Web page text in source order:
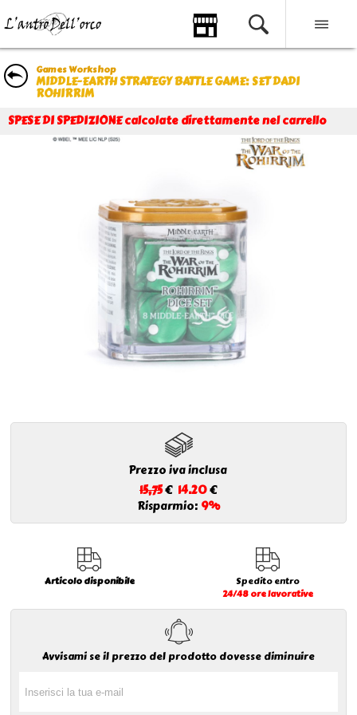
Games Workshop
MIDDLE-EARTH STRATEGY BATTLE GAME: SET DADI
ROHIRRIM
SPESE DI SPEDIZIONE calcolate direttamente nel carrello
Prezzo iva inclusa
15,75€ 14.20€
Risparmio: 9%
Articolo disponibile
Spedito entro
24/48 ore lavorative
Avvisami se il prezzo del prodotto dovesse diminuire